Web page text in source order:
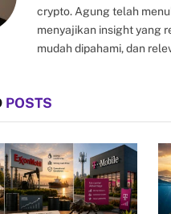
crypto. Agung telah
menyajikan insight yang
mudah dipahami, dan
POSTS